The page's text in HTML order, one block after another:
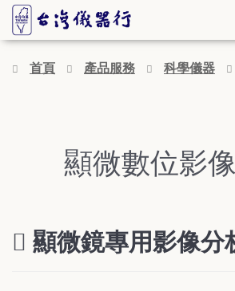
首頁 產品服務 科學儀器
顯微數位影
顯微鏡專用影像分